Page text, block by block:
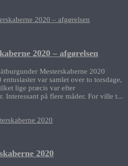
2020 – afgørelsen
Mesterskaberne 2020
var samlet over to torsdage,
lige præcis var efter
Interessant på flere måder. For ville t...
2020